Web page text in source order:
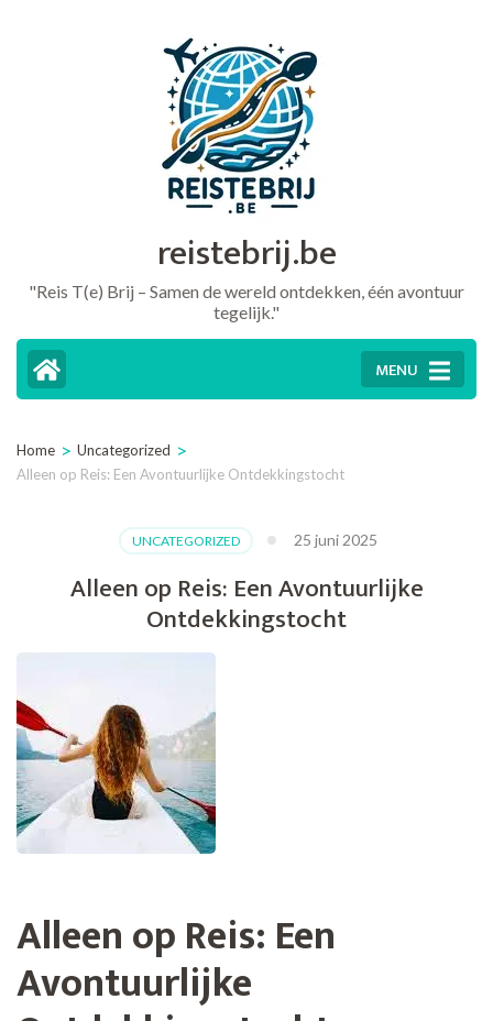
reistebrij.be
"Reis T(e) Brij – Samen de wereld ontdekken, één avontuur
tegelijk."
MENU
Home > Uncategorized >
Alleen op Reis: Een Avontuurlijke Ontdekkingstocht
UNCATEGORIZED 25 juni 2025
Alleen op Reis: Een Avontuurlijke
Ontdekkingstocht
Alleen op Reis: Een
Avontuurlijke